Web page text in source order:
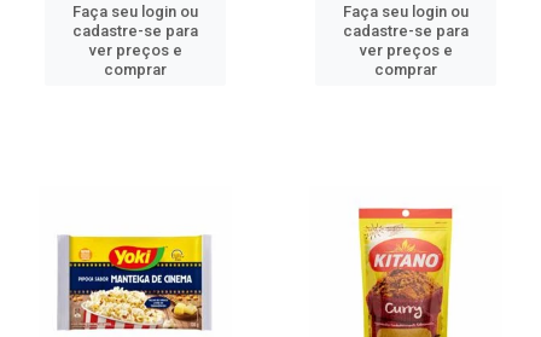
Faça seu login ou
cadastre-se para
ver preços e
comprar
Faça seu login ou
cadastre-se para
ver preços e
comprar